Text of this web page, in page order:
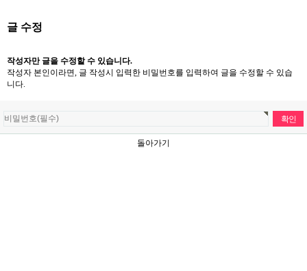
글 수정
작성자만 글을 수정할 수 있습니다.
작성자 본인이라면, 글 작성시 입력한 비밀번호를 입력하여 글을 수정할 수 있습
니다.
돌아가기